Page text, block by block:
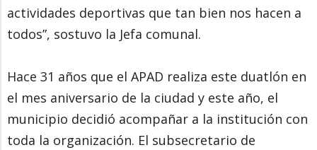
actividades deportivas que tan bien nos hacen a
todos”, sostuvo la Jefa comunal.
Hace 31 años que el APAD realiza este duatlón en
el mes aniversario de la ciudad y este año, el
municipio decidió acompañar a la institución con
toda la organización. El subsecretario de